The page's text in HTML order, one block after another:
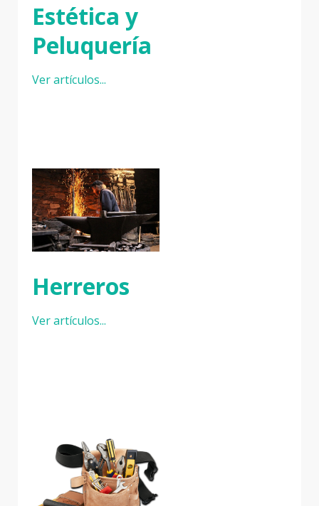
Estética y
Peluquería
Ver artículos...
Herreros
Ver artículos...